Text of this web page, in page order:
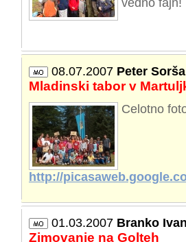
vedno fajn!
08.07.2007 Peter
Mladinski tabor v
Celotno
http://
01.03.2007 Branko
Zimovanje na Golteh